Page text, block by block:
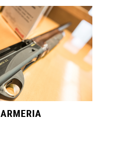
ARMERIA